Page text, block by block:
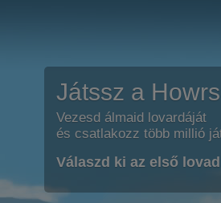
Játssz a
Vezesd álmaid lovardáját
és csatlakozz több millió
Válaszd ki az első